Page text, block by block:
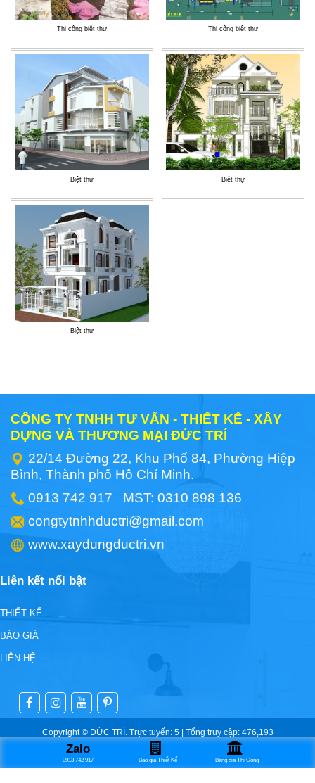
Zalo
0913 742 917 Báo giá Thiết Kế Bảng giá Thi Công
Thi công biệt thự
Biệt thự
Biệt thự
Thi công biệt thự
Biệt thự
CÔNG TY TNHH TƯ VẤN - THIẾT KẾ - XÂY
DỰNG VÀ THƯƠNG MẠI ĐỨC TRÍ
22/14 Đường 22, Khu Phố 84, Phường Hiệp
Bình, Thành phố Hồ Chí Minh.
0913 742 917 MST: 0310 898 136
congtytnhhductri@gmail.com
www.xaydungductri.vn
Liên kết nối bật
THIẾT KẾ
BÁO GIÁ
LIÊN HỆ
Copyright © ĐỨC TRÍ. Trực tuyến: 5 | Tổng truy cập: 476,193